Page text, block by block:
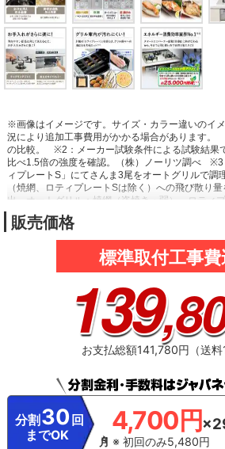
※画像はイメージです。サイズ・カラー違いのイメ
況により追加工事費用がかかる場合があります。
の比較。
※2：メーカー試験条件による試験結果
比べ1.5倍の強度を確認。（株）ノーリツ調べ
※3
ィプレートS」にてさんま3尾をオートグリルで調
（焼網、ロティプレートSは除く）への飛び散り
出。オートグリル：焼網（姿焼き・弱）、ロティ
（株）ノーリツ調べ
点。
※5：年間ガス使用量3人家族想定：年間コ
帯。1世帯≒1台のコンロ（省エネ性能カタログ
安燃料使用量より）。燃料単価はLPガス：5.9円/
ずれも全国平均）。3口コンログリル付きタイプ、
販売価格
標準取付工事
139
お支払総額141,780円（送料
分割 30 回
までOK
4,700円
※ 初回のみ5,480円